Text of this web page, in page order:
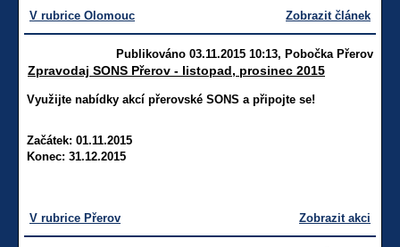
V rubrice Olomouc Zobrazit článek
Publikováno 03.11.2015 10:13, Pobočka Přerov
Zpravodaj SONS Přerov - listopad, prosinec 2015
Využijte nabídky akcí přerovské SONS a připojte se!
Začátek: 01.11.2015
Konec: 31.12.2015
V rubrice Přerov Zobrazit akci